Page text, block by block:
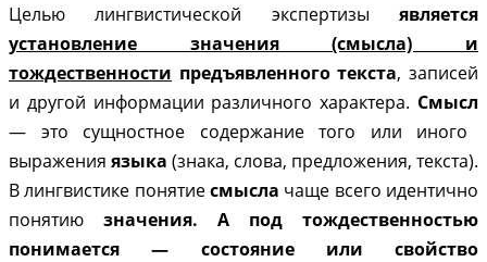
Целью лингвистической экспертизы является
установление значения (смысла) и
тождественности предъявленного текста, записей
и другой информации различного характера. Смысл
— это сущностное содержание того или иного
выражения языка (знака, слова, предложения, текста).
В лингвистике понятиесмысла чаще всего идентично
понятию значения. А под тождественностью
понимается — состояние или свойство